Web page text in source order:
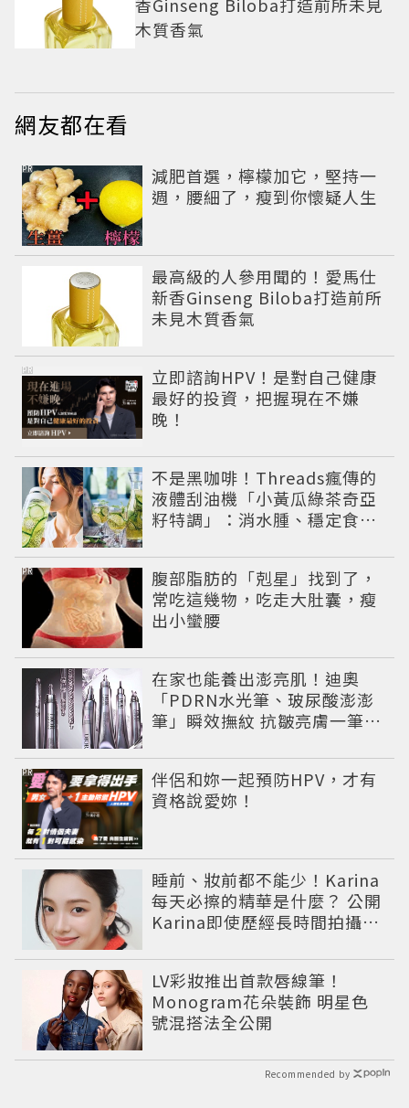
香Ginseng Biloba打造前所未見
木質香氣
網友都在看
減肥首選，檸檬加它，堅持一
週，腰細了，瘦到你懷疑人生
PR
最高級的人參用聞的！愛馬仕
新香Ginseng Biloba打造前所
未見木質香氣
立即諮詢HPV！是對自己健康
最好的投資，把握現在不嫌
晚！
PR
不是黑咖啡！Threads瘋傳的
液體刮油機「小黃瓜綠茶奇亞
籽特調」：消水腫、穩定食
腹部脂肪的「剋星」找到了，
常吃這幾物，吃走大肚囊，瘦
出小蠻腰
PR
在家也能養出澎亮肌！迪奧
「PDRN水光筆、玻尿酸澎澎
筆」瞬效撫紋 抗皺亮膚一筆有
伴侶和妳一起預防HPV，才有
資格說愛妳！
PR
睡前、妝前都不能少！Karina
每天必擦的精華是什麼？ 公開
Karina即使歷經長時間拍攝肌
紅色山茶花系列保養儀式。
LV彩妝推出首款唇線筆！
Monogram花朵裝飾 明星色
號混搭法全公開
Recommended by